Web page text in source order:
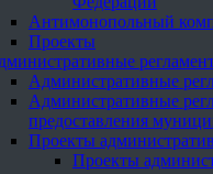
Антимонопольный
Проекты
Административные
Административные
предоставления
Проекты
Проекты